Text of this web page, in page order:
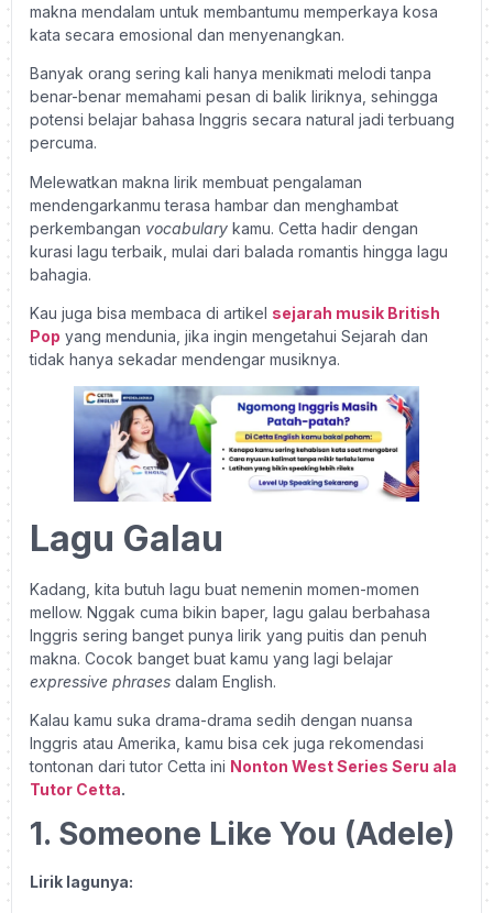
makna mendalam untuk membantumu memperkaya kosa
kata secara emosional dan menyenangkan.
Banyak orang sering kali hanya menikmati melodi tanpa
benar-benar memahami pesan di balik liriknya, sehingga
potensi belajar bahasa Inggris secara natural jadi terbuang
percuma.
Melewatkan makna lirik membuat pengalaman
mendengarkanmu terasa hambar dan menghambat
perkembangan vocabulary kamu. Cetta hadir dengan
kurasi lagu terbaik, mulai dari balada romantis hingga lagu
bahagia.
Kau juga bisa membaca di artikel sejarah musik British
Pop yang mendunia, jika ingin mengetahui Sejarah dan
tidak hanya sekadar mendengar musiknya.
Lagu Galau
Kadang, kita butuh lagu buat nemenin momen-momen
mellow. Nggak cuma bikin baper, lagu galau berbahasa
Inggris sering banget punya lirik yang puitis dan penuh
makna. Cocok banget buat kamu yang lagi belajar
expressive phrases dalam English.
Kalau kamu suka drama-drama sedih dengan nuansa
Inggris atau Amerika, kamu bisa cek juga rekomendasi
tontonan dari tutor Cetta ini Nonton West Series Seru ala
Tutor Cetta.
1. Someone Like You (Adele)
Lirik lagunya: